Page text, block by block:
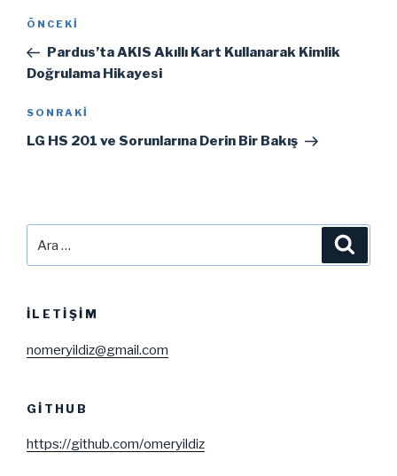
Yazı
Önceki
Yazı
ÖNCEKI
Pardus’ta AKIS Akıllı Kart Kullanarak Kimlik
Doğrulama Hikayesi
Sonraki
Yazı
SONRAKI
LG HS 201 ve Sorunlarına Derin Bir Bakış
İLETIŞIM
nomeryildiz@gmail.com
GITHUB
https://github.com/omeryildiz